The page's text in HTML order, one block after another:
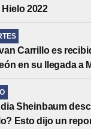
2022
Carrillo es
en su llegada a
Sheinbaum
Esto dijo un